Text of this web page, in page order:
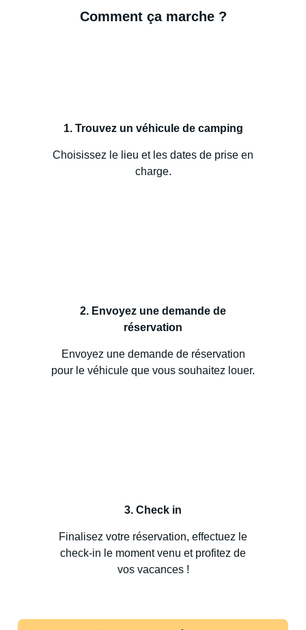
Comment ça marche ?
1. Trouvez un véhicule de camping
Choisissez le lieu et les dates de prise en
charge.
2. Envoyez une demande de
réservation
Envoyez une demande de réservation
pour le véhicule que vous souhaitez louer.
3. Check in
Finalisez votre réservation, effectuez le
check-in le moment venu et profitez de
vos vacances !